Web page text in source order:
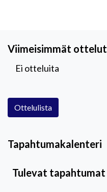
Viimeisimmät ottelut
Ei otteluita
Ottelulista
Tapahtumakalenteri
Tulevat tapahtumat